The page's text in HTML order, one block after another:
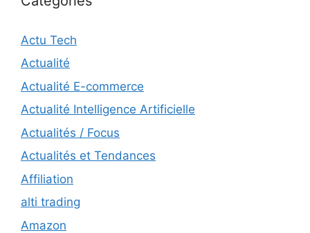
Actu Tech
Actualité
Actualité E-commerce
Actualité Intelligence Artificielle
Actualités / Focus
Actualités et Tendances
Affiliation
alti trading
Amazon